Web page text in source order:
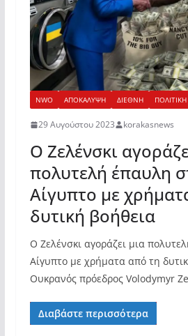
NWO ΑΠΟΚΑΛΥΨΗ ΔΙΕΘΝΗ ΠΟΛΙΤΙΚΗ
29 Αυγούστου 2023 korakasnews
Ο Ζελένσκι
πολυτελή έπαυλη
Αίγυπτο με
δυτική βοήθεια
Ο Ζελένσκι αγοράζει μια
Αίγυπτο με χρήματα από τη
Ουκρανός πρόεδρος Volodymyr
Διαβάστε περισσότερα